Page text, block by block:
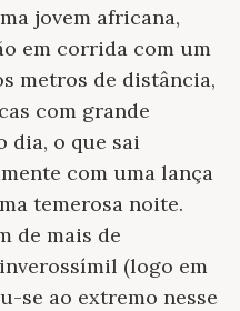
jovem africana,
em corrida com um
metros de distância,
com grande
dia, o que sai
com uma lança
temerosa noite.
de mais de
(logo em
se ao extremo nesse